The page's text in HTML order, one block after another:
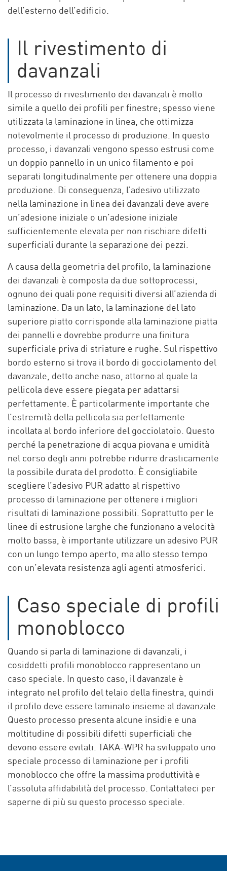
dell’esterno dell’edificio.
Il rivestimento di
davanzali
Il processo di rivestimento dei davanzali è molto
simile a quello dei profili per finestre; spesso viene
utilizzata la laminazione in linea, che ottimizza
notevolmente il processo di produzione. In questo
processo, i davanzali vengono spesso estrusi come
un doppio pannello in un unico filamento e poi
separati longitudinalmente per ottenere una doppia
produzione. Di conseguenza, l’adesivo utilizzato
nella laminazione in linea dei davanzali deve avere
un’adesione iniziale o un’adesione iniziale
sufficientemente elevata per non rischiare difetti
superficiali durante la separazione dei pezzi.
A causa della geometria del profilo, la laminazione
dei davanzali è composta da due sottoprocessi,
ognuno dei quali pone requisiti diversi all’azienda di
laminazione. Da un lato, la laminazione del lato
superiore piatto corrisponde alla laminazione piatta
dei pannelli e dovrebbe produrre una finitura
superficiale priva di striature e rughe. Sul rispettivo
bordo esterno si trova il bordo di gocciolamento del
davanzale, detto anche naso, attorno al quale la
pellicola deve essere piegata per adattarsi
perfettamente. È particolarmente importante che
l’estremità della pellicola sia perfettamente
incollata al bordo inferiore del gocciolatoio. Questo
perché la penetrazione di acqua piovana e umidità
nel corso degli anni potrebbe ridurre drasticamente
la possibile durata del prodotto. È consigliabile
scegliere l’adesivo PUR adatto al rispettivo
processo di laminazione per ottenere i migliori
risultati di laminazione possibili. Soprattutto per le
linee di estrusione larghe che funzionano a velocità
molto bassa, è importante utilizzare un adesivo PUR
con un lungo tempo aperto, ma allo stesso tempo
con un’elevata resistenza agli agenti atmosferici.
Caso speciale di profili
monoblocco
Quando si parla di laminazione di davanzali, i
cosiddetti profili monoblocco rappresentano un
caso speciale. In questo caso, il davanzale è
integrato nel profilo del telaio della finestra, quindi
il profilo deve essere laminato insieme al davanzale.
Questo processo presenta alcune insidie e una
moltitudine di possibili difetti superficiali che
devono essere evitati. TAKA-WPR ha sviluppato uno
speciale processo di laminazione per i profili
monoblocco che offre la massima produttività e
l’assoluta affidabilità del processo. Contattateci per
saperne di più su questo processo speciale.